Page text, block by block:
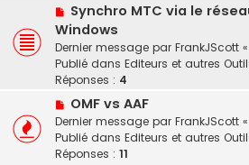
s
a
g
e
a
u
m
e
s
s
a
g
e
N
o
v
e
a
u
m
e
s
Synchro MTC via le
Windows
Dernier message par FrankJScott «
Publié dans Editeurs et autres
Réponses : 4
N
o
u
v
OMF vs AAF
Dernier message par FrankJScott «
Publié dans Editeurs et autres
Réponses : 11